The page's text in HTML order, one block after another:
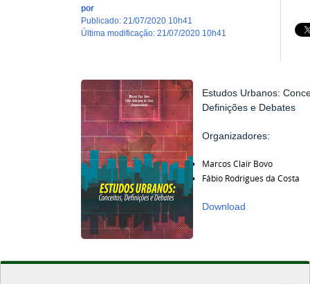
por
publicado:21/07/2020 10h41
última modificação:21/07/2020 10h41
Estudos Urbanos:
Definições e Debates
Organizadores:
Marcos Clair Bovo
Fábio Rodrigues da Costa
Download